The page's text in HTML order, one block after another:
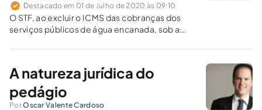
Destacado em 01 de Julho de 2020 às 09:10
O STF, ao excluir o ICMS das cobranças dos
serviços públicos de água encanada, sob a
mas bem público essencial de valor
política do Poder Legislativo?
A natureza jurídica do
pedágio
PorOscar Valente Cardoso